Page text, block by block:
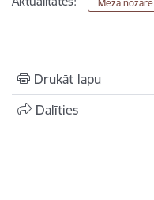
Meža nozare
Drukāt lapu
Dalīties